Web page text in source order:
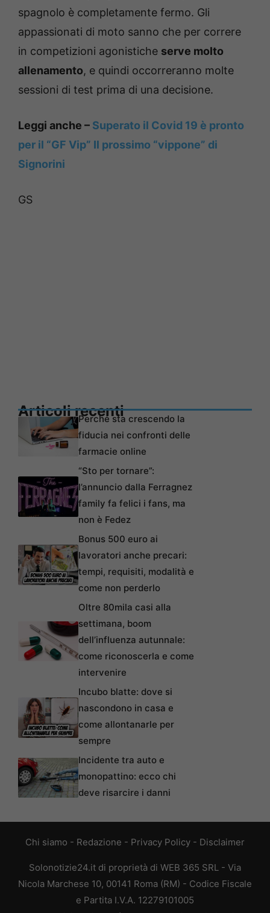
spagnolo è completamente fermo. Gli
appassionati di moto sanno che per correre
in competizioni agonistiche serve molto
allenamento, e quindi occorreranno molte
sessioni di test prima di una decisione.
Leggi anche – Superato il Covid 19 è pronto
per il “GF Vip” Il prossimo “vippone” di
Signorini
GS
Articoli recentiPerché sta crescendo la
fiducia nei confronti delle
farmacie online
“Sto per tornare”:
l’annuncio dalla Ferragnez
family fa felici i fans, ma
non è Fedez
Bonus 500 euro ai
lavoratori anche precari:
tempi, requisiti, modalità e
come non perderlo
Oltre 80mila casi alla
settimana, boom
dell’influenza autunnale:
come riconoscerla e come
intervenire
Incubo blatte: dove si
nascondono in casa e
come allontanarle per
sempre
Incidente tra auto e
monopattino: ecco chi
deve risarcire i danni
Chi siamo - Redazione - Privacy Policy - Disclaimer
Solonotizie24.it di proprietà di WEB 365 SRL - Via
Nicola Marchese 10, 00141 Roma (RM) - Codice Fiscale
e Partita I.V.A. 12279101005